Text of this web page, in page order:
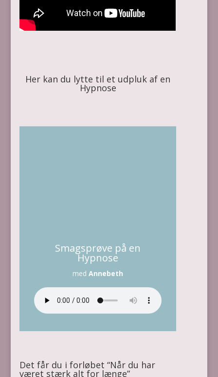
Her kan du lytte til et udpluk af en
Hypnose
Smagsprøve på en
Hypnose
med Annebeth
Det får du i forløbet “Når du har
været stærk alt for længe”